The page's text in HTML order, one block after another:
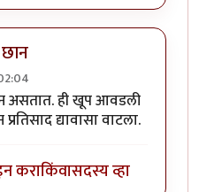
असतात. ही खूप आवडली
द्यावासा वाटला.
कराकिंवासदस्य व्हा